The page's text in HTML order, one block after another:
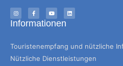
Informationen
Touristenempfang und nützliche
Nützliche Dienstleistungen